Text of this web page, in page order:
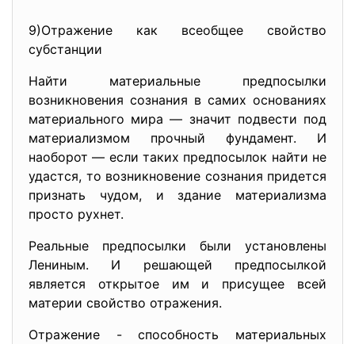
9)Отражение как всеобщее свойство
субстанции
Найти материальные предпосылки
возникновения сознания в самих основаниях
материального мира — значит подвести под
материализмом прочный фундамент. И
наоборот — если таких предпосылок найти не
удастся, то возникновение сознания придется
признать чудом, и здание материализма
просто рухнет.
Реальные предпосылки были установлены
Лениным. И решающей предпосылкой
является открытое им и присущее всей
материи свойство отражения.
Отражение - способность материальных